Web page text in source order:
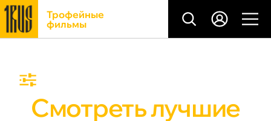
Трофейные
фильмы
Смотреть лучшие